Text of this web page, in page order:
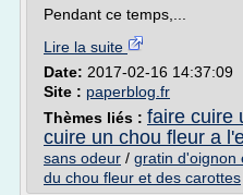
Pendant ce temps,...
Lire la suite
Date: 2017-02-16 14:37:09
Site : paperblog.fr
Thèmes liés : faire cuire
cuire un chou fleur a
sans odeur / gratin d'oignon
du chou fleur et des carottes